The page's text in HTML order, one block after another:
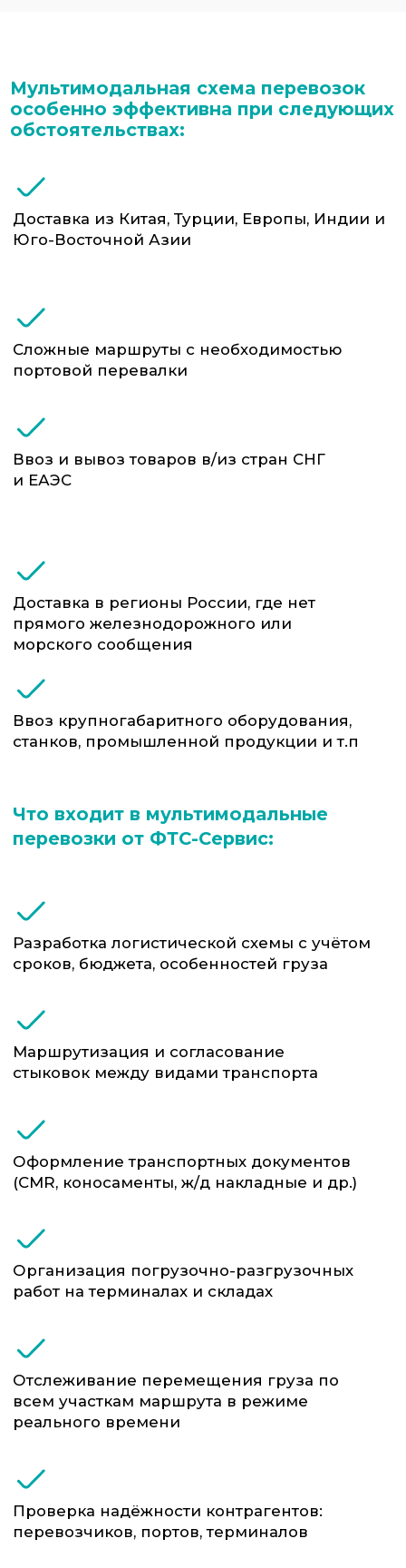
Консолидация и маркировка партий
Таможенное оформление груза на
каждом этапе, включая транзитные
Проверка надёжности контрагентов:
перевозчиков, портов, терминалов
Организация погрузочно-разгрузочных
работ на терминалах и складах
Оформление транспортных документов
(CMR, коносаменты, ж/д накладные и др.)
Разработка логистической схемы с учётом
Что входит в мультимодальные
перевозки от ФТС-Сервис:
Решаем задачи «с земли»: от выбора
контейнера до оперативной смены
маршрута при задержках
Собственный отдел аналитики
логистических рисков
Понимание специфики ВЭД: подберём
ТН ВЭД, учтём преференции,
Прямые связи с морскими
линиями и ЖД-операторами в
Оптимизация затрат: мы умеем
комбинировать маршруты так,
Вся логистика — в одних руках:
договору